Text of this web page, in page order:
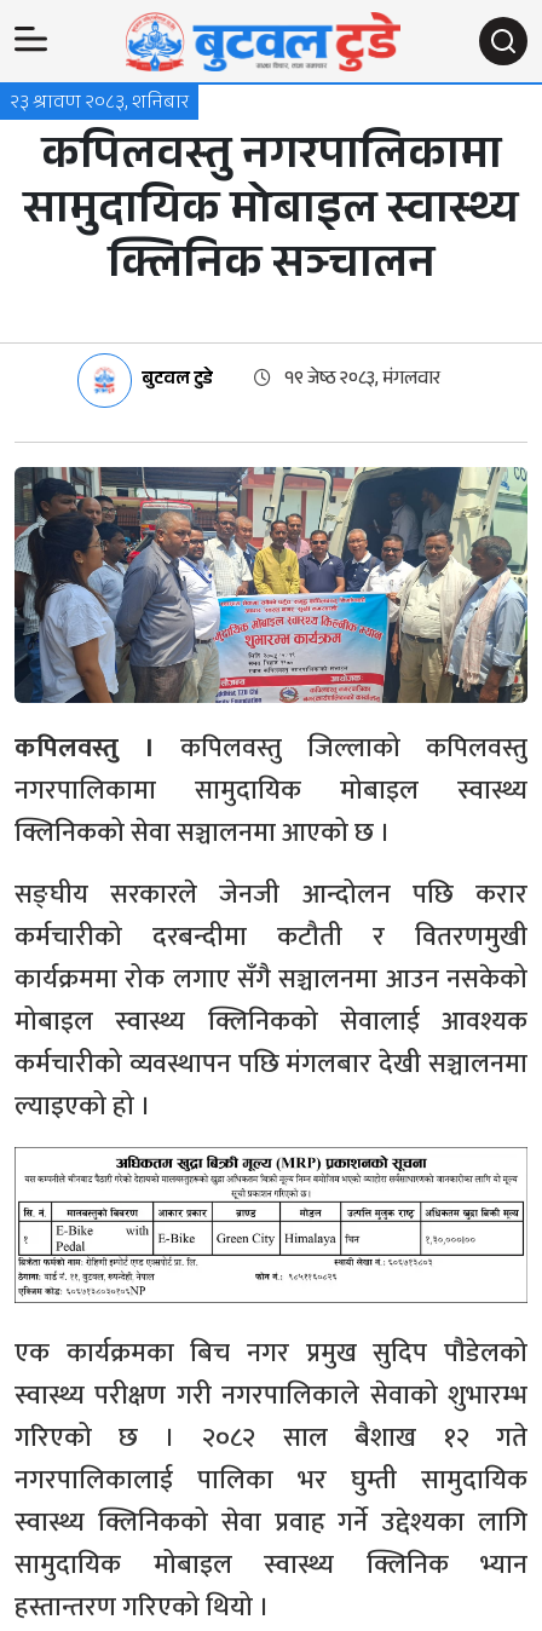
२३ श्रावण २०८३, शनिबार
कपिलवस्तु नगरपालिकामा
सामुदायिक मोबाइल स्वास्थ्य
क्लिनिक सञ्चालन
बुटवल टुडे १९ जेष्ठ २०८३, मंगलवार
कपिलवस्तु । कपिलवस्तु जिल्लाको कपिलवस्तु
नगरपालिकामा सामुदायिक मोबाइल स्वास्थ्य
क्लिनिकको सेवा सञ्चालनमा आएको छ ।
सङ्घीय सरकारले जेनजी आन्दोलन पछि करार
कर्मचारीको दरबन्दीमा कटौती र वितरणमुखी
कार्यक्रममा रोक लगाए सँगै सञ्चालनमा आउन नसकेको
मोबाइल स्वास्थ्य क्लिनिकको सेवालाई आवश्यक
कर्मचारीको व्यवस्थापन पछि मंगलबार देखी सञ्चालनमा
ल्याइएको हो ।
एक कार्यक्रमका बिच नगर प्रमुख सुदिप पौडेलको
स्वास्थ्य परीक्षण गरी नगरपालिकाले सेवाको शुभारम्भ
गरिएको छ । २०८२ साल बैशाख १२ गते
नगरपालिकालाई पालिका भर घुम्ती सामुदायिक
स्वास्थ्य क्लिनिकको सेवा प्रवाह गर्ने उद्देश्यका लागि
सामुदायिक मोबाइल स्वास्थ्य क्लिनिक भ्यान
हस्तान्तरण गरिएको थियो ।